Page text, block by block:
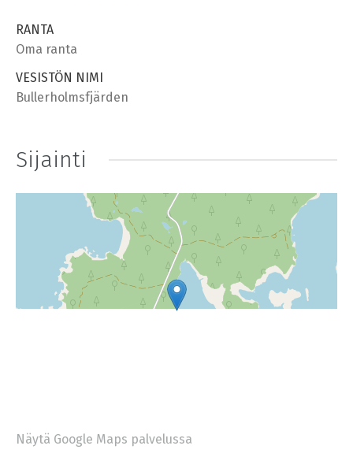
RANTA
Oma ranta
VESISTÖN NIMI
Bullerholmsfjärden
Sijainti
+
−
Näytä Google Maps palvelussa